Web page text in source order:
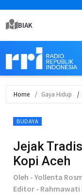
BIAK
Home Gaya Hidup
BUDAYA
Jejak
Kopi Aceh
Oleh - Yollenta
Editor -